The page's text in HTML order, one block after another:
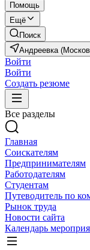
Помощь
Ещё
Поиск
Андреевка
Войти
Войти
Создать резюме
Все разделы
Главная
Соискателям
Предпринимателям
Работодателям
Студентам
Путеводитель по
Рынок труда
Новости сайта
Календарь